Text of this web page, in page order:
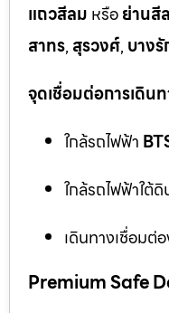
แถวสีลม หรือย่านสี
สาทร, สุรวงศ์, บาง
จุดเชื่อมต่อการเดิ
ใกล้รถไฟฟ้า
ใกล้รถไฟฟ้าใต้ดิ
เดินทางเชื่อมต่
Premium Safe